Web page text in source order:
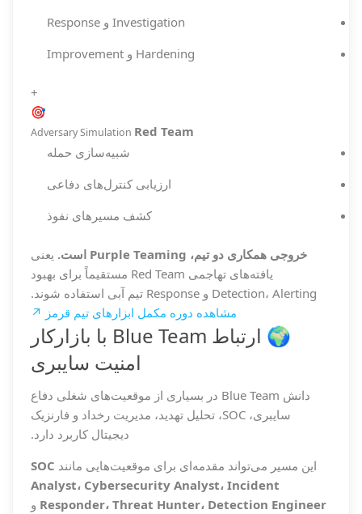
Investigation و Response
Hardening و Improvement
+
🎯
Adversary Simulation Red Team
شبیه‌سازی حمله
ارزیابی کنترل‌های دفاعی
کشف مسیرهای نفوذ
خروجی همکاری دو تیم، Purple Teaming است.
یعنی
یافته‌های تهاجمی Red Team مستقیماً برای بهبود
Detection، Alerting و Response تیم آبی استفاده شوند.
مشاهده دوره مکمل ابزارهای تیم قرمز ↗
🌍 ارتباط Blue Team با بازارکار
امنیت سایبری
دانش Blue Team در بسیاری از موقعیت‌های شغلی دفاع
سایبری، SOC، تحلیل تهدید، مدیریت رخداد و فارنزیک
دیجیتال کاربرد دارد.
این مسیر می‌تواند مقدمه‌ای برای موقعیت‌هایی مانند SOC
Analyst، Cybersecurity Analyst، Incident
Responder، Threat Hunter، Detection Engineer و